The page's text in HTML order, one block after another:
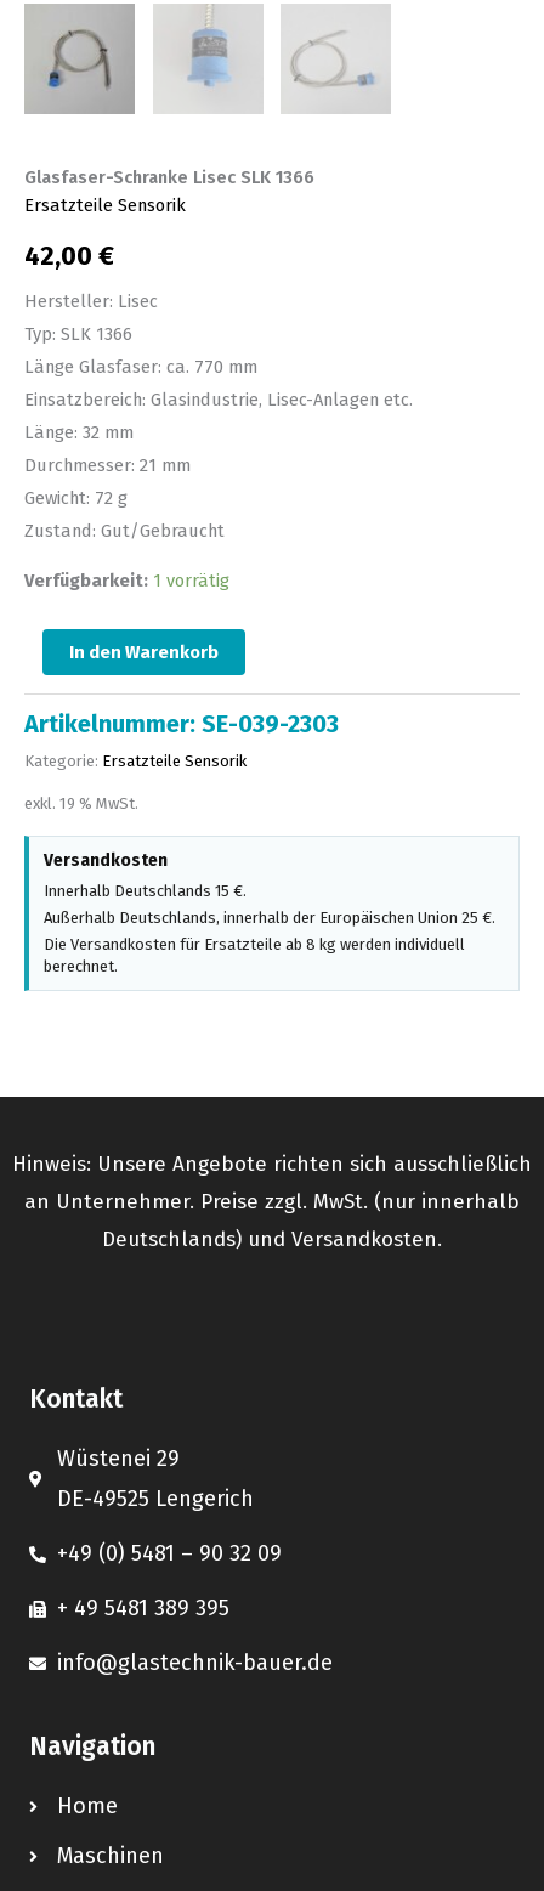
Glasfaser-Schranke Lisec SLK 1366
Ersatzteile Sensorik
42,00 €
Hersteller: Lisec
Typ: SLK 1366
Länge Glasfaser: ca. 770 mm
Einsatzbereich: Glasindustrie, Lisec-Anlagen etc.
Länge: 32 mm
Durchmesser: 21 mm
Gewicht: 72 g
Zustand: Gut/Gebraucht
Verfügbarkeit: 1 vorrätig
In den Warenkorb
Artikelnummer: SE-039-2303
Kategorie: Ersatzteile Sensorik
exkl. 19 % MwSt.
Versandkosten
Innerhalb Deutschlands 15 €.
Außerhalb Deutschlands, innerhalb der Europäischen Union 25 €.
Die Versandkosten für Ersatzteile ab 8 kg werden individuell
berechnet.
Hinweis: Unsere Angebote richten sich ausschließlich
an Unternehmer. Preise zzgl. MwSt. (nur innerhalb
Deutschlands) und Versandkosten.
Kontakt
Wüstenei 29
DE-49525 Lengerich
+49 (0) 5481 – 90 32 09
+ 49 5481 389 395
info@glastechnik-bauer.de
Navigation
Home
Maschinen